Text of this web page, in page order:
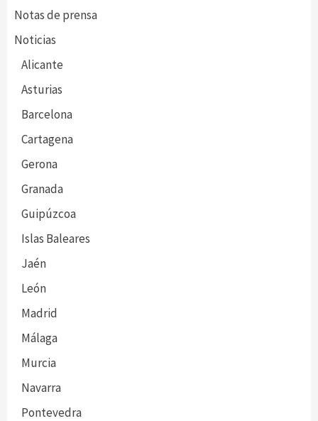
Notas de prensa
Noticias
Alicante
Asturias
Barcelona
Cartagena
Gerona
Granada
Guipúzcoa
Islas Baleares
Jaén
León
Madrid
Málaga
Murcia
Navarra
Pontevedra